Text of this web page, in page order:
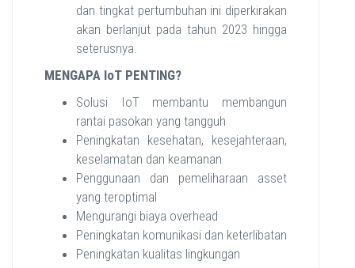
dan tingkat pertumbuhan ini diperkirakan
akan berlanjut pada tahun 2023 hingga
seterusnya.
MENGAPA IoT PENTING?
Solusi IoT membantu membangun
rantai pasokan yang tangguh
Peningkatan kesehatan, kesejahteraan,
keselamatan dan keamanan
Penggunaan dan pemeliharaan asset
yang teroptimal
Mengurangi biaya overhead
Peningkatan komunikasi dan keterlibatan
Peningkatan kualitas lingkungan